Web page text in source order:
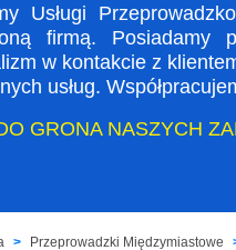
Usługi
firmą. Posiadamy
w kontakcie z
usług.
GRONA NASZYCH
Przeprowadzki Międzymiastowe